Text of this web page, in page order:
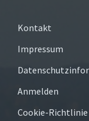
Kontakt
Impressum
Anmelden
Cookie-Richtlinie